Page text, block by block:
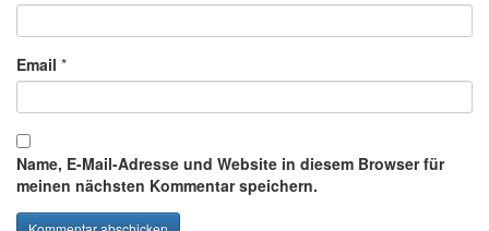
Email *
Name, E-Mail-Adresse und Website in diesem Browser für
meinen nächsten Kommentar speichern.